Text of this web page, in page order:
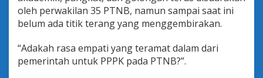
oleh perwakilan 35 PTNB, namun sampai saat ini
belum ada titik terang yang menggembirakan.
“Adakah rasa empati yang teramat dalam dari
pemerintah untuk PPPK pada PTNB?”.